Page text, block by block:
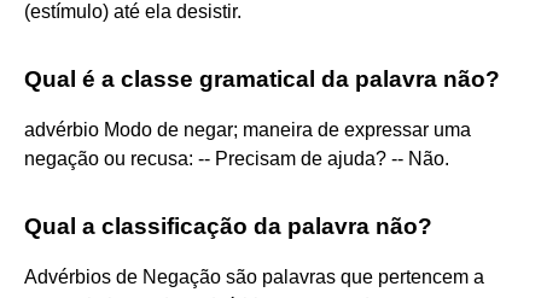
(estímulo) até ela desistir.
Qual é a classe gramatical da palavra não?
advérbio Modo de negar; maneira de expressar uma
negação ou recusa: -- Precisam de ajuda? -- Não.
Qual a classificação da palavra não?
Advérbios de Negação são palavras que pertencem a